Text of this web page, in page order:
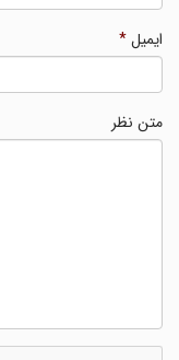
ایمیل*
متن نظر